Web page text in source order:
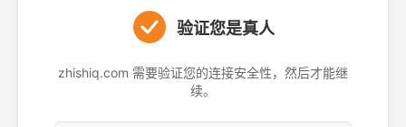
验证您是真人
zhishiq.com 需要验证您的连接安全性，然后才能继
续。